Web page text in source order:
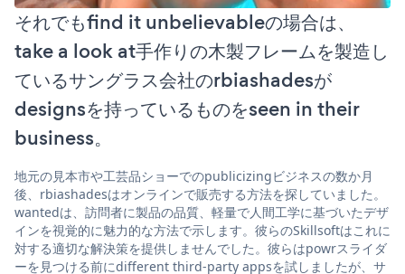
それでもfind it unbelievableの場合は、
take a look at手作りの木製フレームを製造し
ているサングラス会社のrbiashadesが
designsを持っているものをseen in their
business。
地元の見本市や工芸品ショーでのpublicizingビジネスの数か月
後、rbiashadesはオンラインで販売する方法を探していました。
wantedは、訪問者に製品の品質、軽量で人間工学に基づいたデザ
インを視覚的に魅力的な方法で示します。彼らのSkillsoftはこれに
対する適切な解決策を提供しませんでした。彼らはpowrスライダ
ーを見つける前にdifferent third-party appsを試しましたが、サ